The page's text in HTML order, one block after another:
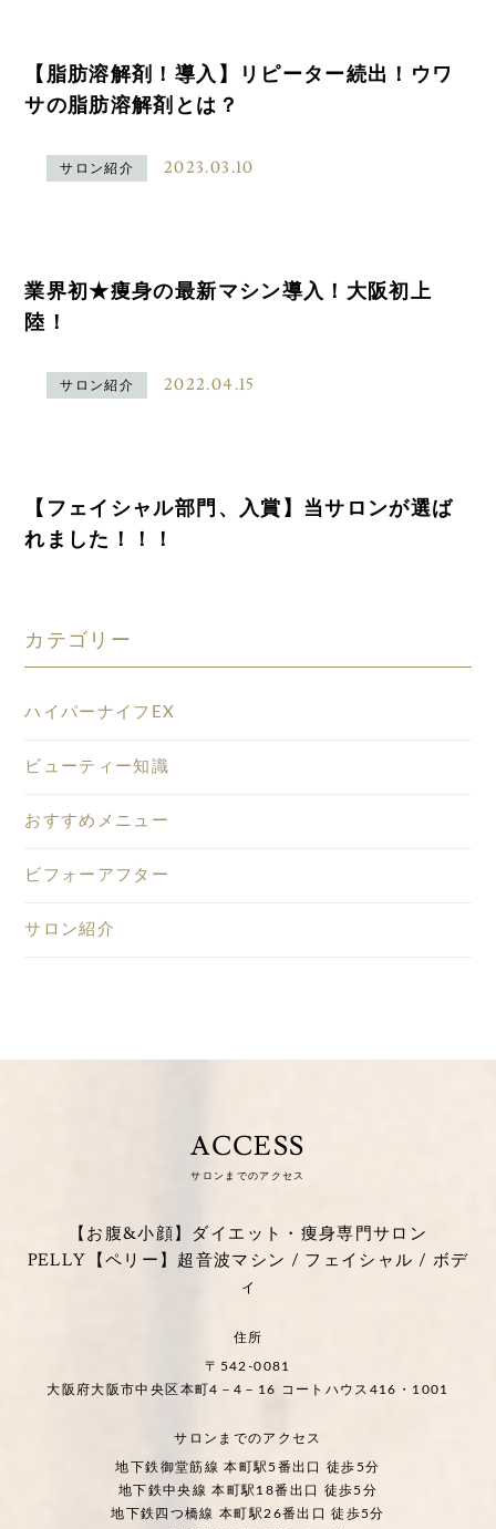
【脂肪溶解剤！導入】リピーター続出！ウワ
サの脂肪溶解剤とは？
サロン紹介 2023.03.10
業界初★痩身の最新マシン導入！大阪初上
陸！
サロン紹介 2022.04.15
【フェイシャル部門、入賞】当サロンが選ば
れました！！！
カテゴリー
ハイパーナイフEX
ビューティー知識
おすすめメニュー
ビフォーアフター
サロン紹介
ACCESS
サロンまでのアクセス
【お腹&小顔】ダイエット・痩身専門サロン
PELLY【ペリー】超音波マシン / フェイシャル / ボデ
ィ
住所
〒542-0081
大阪府大阪市中央区本町4－4－16 コートハウス416・1001
サロンまでのアクセス
地下鉄御堂筋線 本町駅5番出口 徒歩5分
地下鉄中央線 本町駅18番出口 徒歩5分
地下鉄四つ橋線 本町駅26番出口 徒歩5分